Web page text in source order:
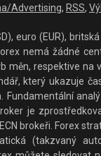
Advertising, RSS,
euro (EUR),
nemá žádné
měn, respektive
který ukazuje
je
brokeři. Forex
(takzvaný